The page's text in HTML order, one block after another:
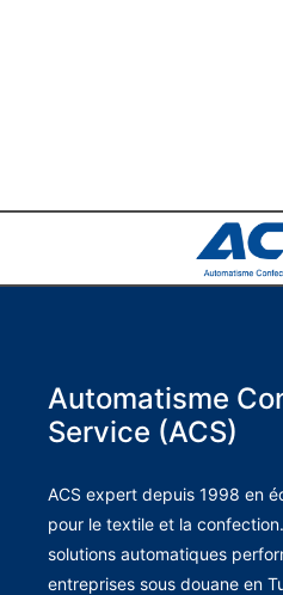
Automatisme
Service (ACS)
ACS expert depuis 1998 en
pour le textile et la
solutions automatiques
entreprises sous douane en